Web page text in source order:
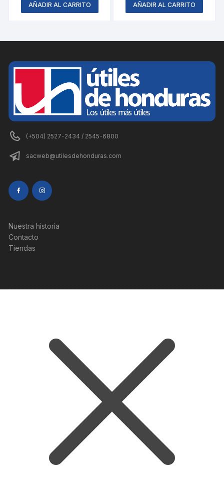
AÑADIR AL CARRITO AÑADIR AL CARRITO
(+504) 2527-2434 / 2545-6800
sacweb@utilesdehonduras.com
Nuestra historia
Contacto
Tiendas